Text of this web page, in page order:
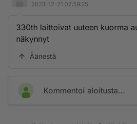
2023-12-21 07:59:25
330th laittoivat uuteen kuorma
näkynnyt
Äänestä
Kommentoi aloitusta...